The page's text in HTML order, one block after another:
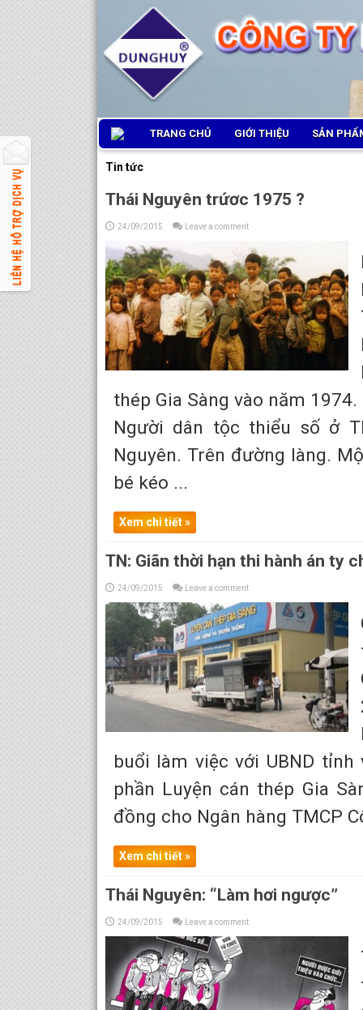
TRANG CHỦ GIỚI THIỆU SẢN
Tin tức
Thái Nguyên trứơc 1975 ?
24/09/2015 Leave a comment
thép Gia Sàng vào năm
Người dân tộc thiểu số ở
Nguyên. Trên đường làng.
bé kéo ...
Xem chi tiết »
TN: Giãn thời hạn thi hành án ty
24/09/2015 Leave a comment
buổi làm việc với UBND
phần Luyện cán thép Gia
đồng cho Ngân hàng TMCP
Xem chi tiết »
Thái Nguyên: “Làm hơi ngược”
24/09/2015 Leave a comment